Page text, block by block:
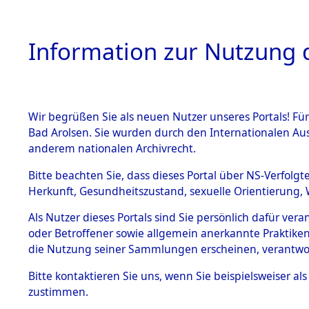
HOME
BESTÄNDE
Inhaftierungsdoku
mente
1.2.9 Beim ITS
verwahrte
1.2.9.1
Effekten aus
0002
Information zur Nutzung
Wir begrüßen Sie als neuen Nutzer unseres Portals!
Bad Arolsen. Sie wurden durch den Internationalen
anderem nationalen Archivrecht.
Bitte beachten Sie, dass dieses Portal über NS-
Herkunft, Gesundheitszustand, sexuelle
Als Nutzer dieses Portals sind Sie persönlich dafür
oder Betroffener sowie allgemein anerkannte
die Nutzung seiner Sammlungen erscheinen,
Bitte kontaktieren Sie uns, wenn Sie beispielsweiser
zustimmen.